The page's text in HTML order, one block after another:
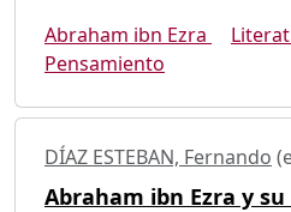
Abraham ibn Ezra
Pensamiento
DÍAZ ESTEBAN, Fernando
Abraham ibn Ezra y